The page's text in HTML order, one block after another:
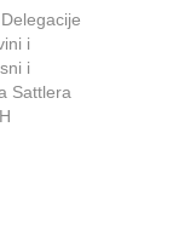
i
i
Sattlera